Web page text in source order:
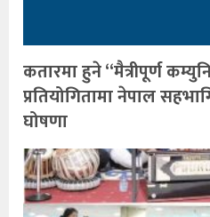
कतारमा हुने “मैत्रीपूर्ण
प्रतियोगितामा नेपाल
घोषणा